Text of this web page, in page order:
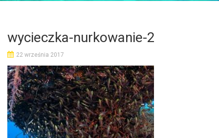
wycieczka-nurkowanie-2
22 września 2017